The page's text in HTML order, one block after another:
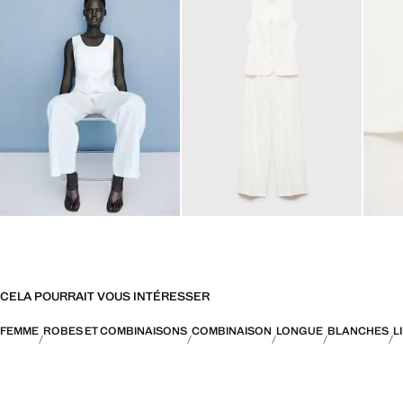
CELA POURRAIT VOUS INTÉRESSER
FEMME ROBES ET COMBINAISONS COMBINAISON LONGUE BLANCHES